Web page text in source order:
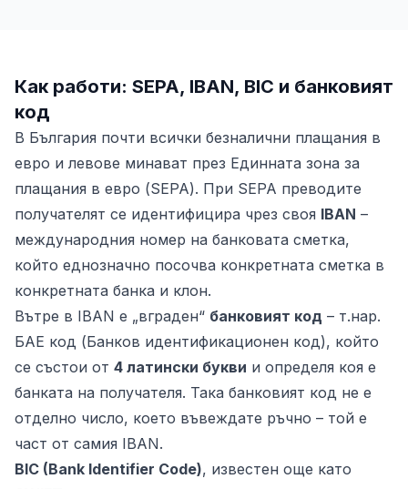
Как работи: SEPA, IBAN, BIC и банковият
код
В България почти всички безналични плащания в
евро и левове минават през Единната зона за
плащания в евро (SEPA). При SEPA преводите
получателят се идентифицира чрез своя IBAN –
международния номер на банковата сметка,
който еднозначно посочва конкретната сметка в
конкретната банка и клон.
Вътре в IBAN е „вграден“ банковият код – т.нар.
БАЕ код (Банков идентификационен код), който
се състои от 4 латински букви и определя коя е
банката на получателя. Така банковият код не е
отделно число, което въвеждате ръчно – той е
част от самия IBAN.
BIC (Bank Identifier Code), известен още като